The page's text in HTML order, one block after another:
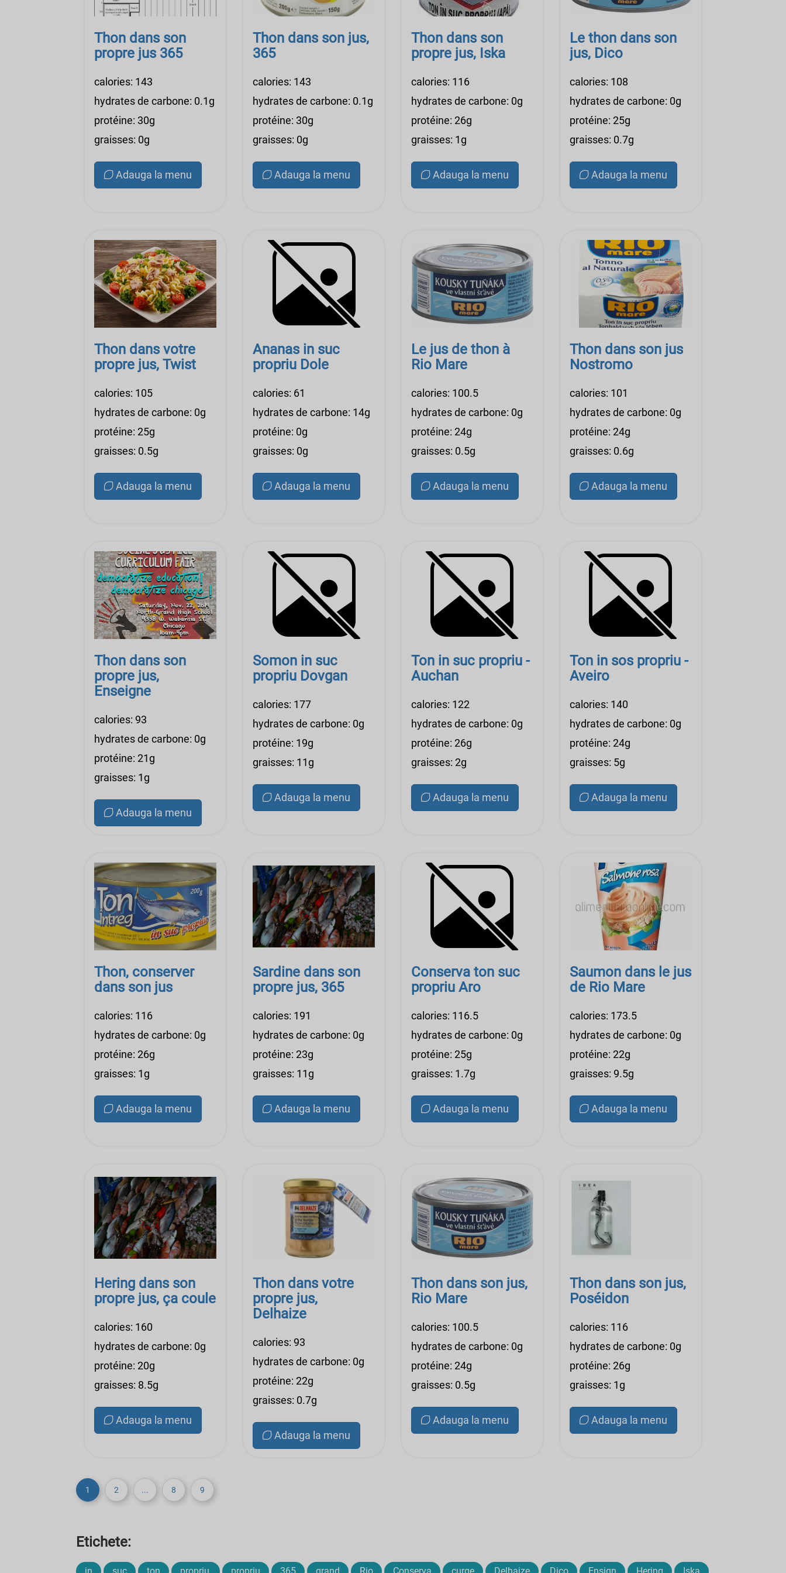
Thon dans son
propre jus 365
calories: 143
hydrates de carbone: 0.1g
protéine: 30g
graisses: 0g
Adauga la menu
Thon dans son jus,
365
calories: 143
hydrates de carbone: 0.1g
protéine: 30g
graisses: 0g
Adauga la menu
Thon dans son
propre jus, Iska
calories: 116
hydrates de carbone: 0g
protéine: 26g
graisses: 1g
Adauga la menu
Le thon dans son
jus, Dico
calories: 108
hydrates de carbone: 0g
protéine: 25g
graisses: 0.7g
Adauga la menu
Thon dans votre
propre jus, Twist
calories: 105
hydrates de carbone: 0g
protéine: 25g
graisses: 0.5g
Adauga la menu
Ananas in suc
propriu Dole
calories: 61
hydrates de carbone: 14g
protéine: 0g
graisses: 0g
Adauga la menu
Le jus de thon à
Rio Mare
calories: 100.5
hydrates de carbone: 0g
protéine: 24g
graisses: 0.5g
Adauga la menu
Thon dans son jus
Nostromo
calories: 101
hydrates de carbone: 0g
protéine: 24g
graisses: 0.6g
Adauga la menu
Thon dans son
propre jus,
Enseigne
calories: 93
hydrates de carbone: 0g
protéine: 21g
graisses: 1g
Adauga la menu
Somon in suc
propriu Dovgan
calories: 177
hydrates de carbone: 0g
protéine: 19g
graisses: 11g
Adauga la menu
Ton in suc propriu -
Auchan
calories: 122
hydrates de carbone: 0g
protéine: 26g
graisses: 2g
Adauga la menu
Ton in sos propriu -
Aveiro
calories: 140
hydrates de carbone: 0g
protéine: 24g
graisses: 5g
Adauga la menu
Thon, conserver
dans son jus
calories: 116
hydrates de carbone: 0g
protéine: 26g
graisses: 1g
Adauga la menu
Sardine dans son
propre jus, 365
calories: 191
hydrates de carbone: 0g
protéine: 23g
graisses: 11g
Adauga la menu
Conserva ton suc
propriu Aro
calories: 116.5
hydrates de carbone: 0g
protéine: 25g
graisses: 1.7g
Adauga la menu
Saumon dans le jus
de Rio Mare
calories: 173.5
hydrates de carbone: 0g
protéine: 22g
graisses: 9.5g
Adauga la menu
Hering dans son
propre jus, ça coule
calories: 160
hydrates de carbone: 0g
protéine: 20g
graisses: 8.5g
Adauga la menu
Thon dans votre
propre jus,
Delhaize
calories: 93
hydrates de carbone: 0g
protéine: 22g
graisses: 0.7g
Adauga la menu
Thon dans son jus,
Rio Mare
calories: 100.5
hydrates de carbone: 0g
protéine: 24g
graisses: 0.5g
Adauga la menu
Thon dans son jus,
Poséidon
calories: 116
hydrates de carbone: 0g
protéine: 26g
graisses: 1g
Adauga la menu
1 2 ... 8 9
Etichete: